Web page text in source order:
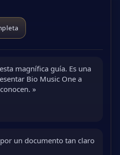
magnífica guía. Es una
Bio Music One a
»
un documento tan claro